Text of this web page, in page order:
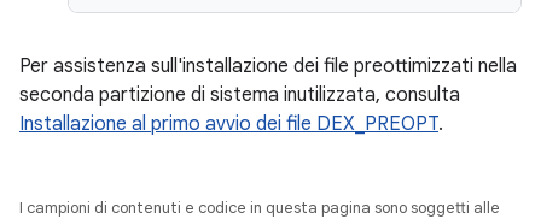
Per assistenza sull'installazione dei file preottimizzati nella
seconda partizione di sistema inutilizzata, consulta
Installazione al primo avvio dei file DEX_PREOPT.
I campioni di contenuti e codice in questa pagina sono soggetti alle